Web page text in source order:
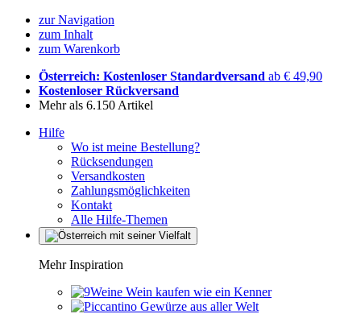
zur Navigation
zum Inhalt
zum Warenkorb
Österreich: Kostenloser Standardversand ab € 49,90
Kostenloser Rückversand
Mehr als 6.150 Artikel
Hilfe
Wo ist meine Bestellung?
Rücksendungen
Versandkosten
Zahlungsmöglichkeiten
Kontakt
Alle Hilfe-Themen
Mehr Inspiration
Wein kaufen wie ein Kenner
Gewürze aus aller Welt